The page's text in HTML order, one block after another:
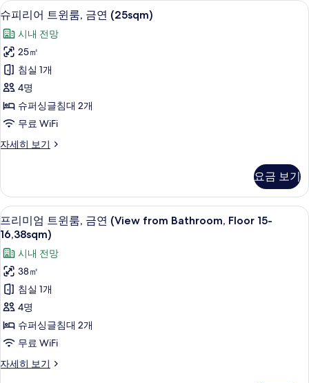
진
모
두
보
기
룸,
금
연
(Queen,
19sqm)
자
세
히
보
기
슈
피
리
어
트
윈
룸,
금
연
사
진
모
두
보
기
슈피리어 트윈룸, 금연 (25sqm) | 고급
15
슈피리어 트윈룸, 금연 (25sqm)
시내 전망
25㎡
침실 1개
4명
슈퍼싱글침대 2개
무료 WiFi
자세히 보기
슈
트
윈
룸,
금
(25sqm)
자
세
히
보
요금 보기
프
리
미
엄
트
윈
룸,
금
연
(View
프리미엄 트윈룸, 금연 (View from
25
프리미엄 트윈룸, 금연 (View from Bathroom, Floor 15-
16,38sqm)
시내 전망
38㎡
침실 1개
4명
슈퍼싱글침대 2개
무료 WiFi
자세히 보기
프